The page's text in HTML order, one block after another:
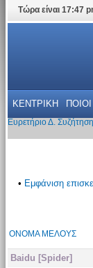
Τώρα είναι 17:47
ΚΕΝΤΡΙΚΗ
Ευρετήριο Δ.
• Εμφάνιση
ΌΝΟΜΑ ΜΈΛΟΥΣ
Baidu [Spider]